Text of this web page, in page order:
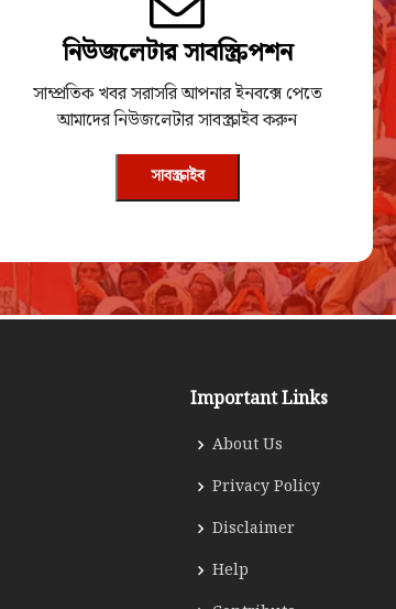
নিউজলেটার সাবস্ক্রিপশন
সাম্প্রতিক খবর সরাসরি আপনার ইনবক্সে পেতে
আমাদের নিউজলেটার সাবস্ক্রাইব করুন
সাবস্ক্রাইব
Important Links
About Us
Privacy Policy
Disclaimer
Help